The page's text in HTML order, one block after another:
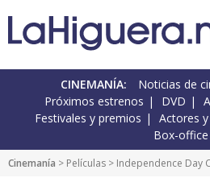
CINEMANÍA: Noticias de
Próximos estrenos
DVD
Festivales y premios
Actores
Box-office
Cinemanía > Películas > Independence Day